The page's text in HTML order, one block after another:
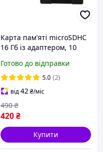
Карта пам'яті microSDHC
16 Гб із адаптером, 10
запису відео Full HD, UHS-
1 стандарт
Готово до відправки
5.0 (2)
від42₴/міс
420₴
490 ₴
Купити